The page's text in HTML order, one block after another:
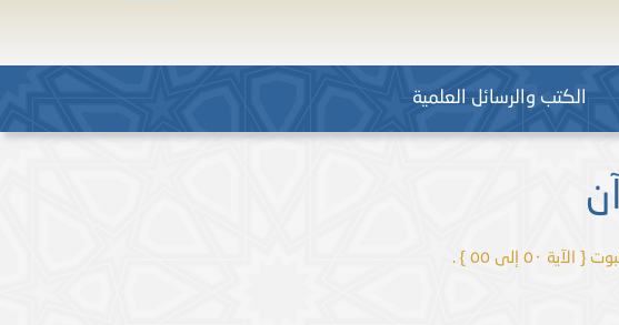
الكتب والرسائل العلمية
٥٠ إلى ٥٥ } .